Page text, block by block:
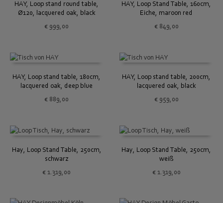
HAY, Loop stand round table,
Ø120, lacquered oak, black
€ 999,00
HAY, Loop Stand Table, 160cm,
Eiche, maroon red
€849,00
HAY, Loop stand table, 180cm,
lacquered oak, deep blue
€ 889,00
HAY, Loop stand table, 200cm,
lacquered oak, black
€959,00
Hay, Loop Stand Table, 250cm,
schwarz
€ 1.319,00
Hay, Loop Stand Table, 250cm,
weiß
€1.319,00